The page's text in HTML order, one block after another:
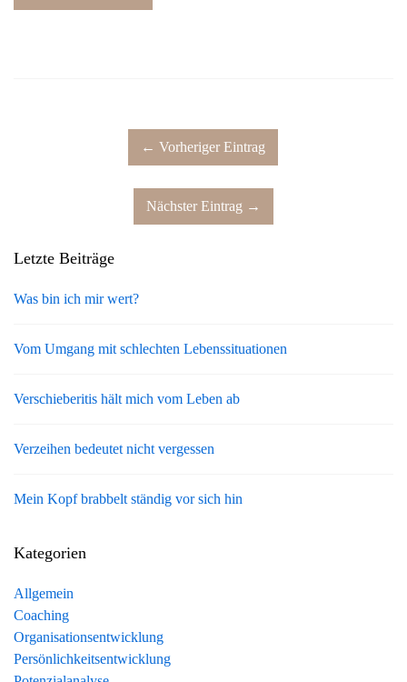
← Vorheriger Eintrag
Nächster Eintrag →
Letzte Beiträge
Was bin ich mir wert?
Vom Umgang mit schlechten Lebenssituationen
Verschieberitis hält mich vom Leben ab
Verzeihen bedeutet nicht vergessen
Mein Kopf brabbelt ständig vor sich hin
Kategorien
Allgemein
Coaching
Organisationsentwicklung
Persönlichkeitsentwicklung